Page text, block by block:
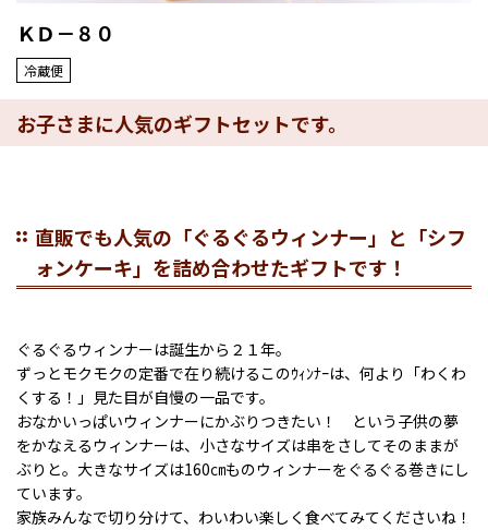
ＫＤ－８０
冷蔵便
お子さまに人気のギフトセットです。
直販でも人気の「ぐるぐるウィンナー」と「シフ
ォンケーキ」を詰め合わせたギフトです！
ぐるぐるウィンナーは誕生から２１年。
ずっとモクモクの定番で在り続けるこのｳｨﾝﾅｰは、何より「わくわ
くする！」見た目が自慢の一品です。
おなかいっぱいウィンナーにかぶりつきたい！ という子供の夢
をかなえるウィンナーは、小さなサイズは串をさしてそのままが
ぶりと。大きなサイズは160㎝ものウィンナーをぐるぐる巻きにし
ています。
家族みんなで切り分けて、わいわい楽しく食べてみてくださいね！